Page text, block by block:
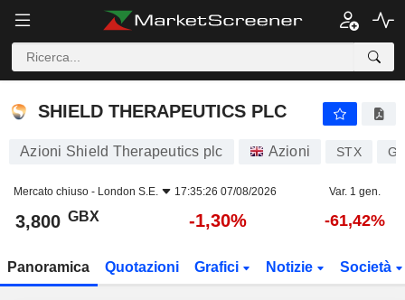
SHIELD THERAPEUTICS PLC
SHIELD THERAPEUTICS PLC
Azioni Shield Therapeutics plc Azioni STX
Mercato chiuso - London S.E. 17:35:26 07/08/2026 Var. 1 gen.
3,800 GBX -1,30% -61,42%
Panoramica Quotazioni Grafici Notizie Società